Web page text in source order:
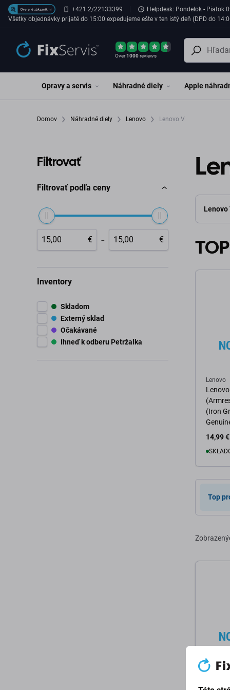
Preskočiť na hlavný obsah+421 2/22133399 Helpdesk: Pondelok - Piatok
Všetky objednávky prijaté do 15:00 expedujeme ešte v ten istý deň (DPD do
Over1000reviews
Opravy a servis Náhradné diely Apple
Domov Náhradné diely Lenovo Lenovo V
Filtrovať
Filtrovať podľa ceny
€ - €
Inventory
Skladom
Externý sklad
Očakávané
Ihneď k odberu Petržalka
Lenovo
Lenovo
(Iron
14,99 €
Top
Lenovo